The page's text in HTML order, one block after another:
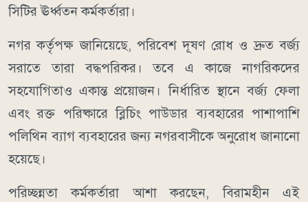
সিটির ঊর্ধ্বতন কর্মকর্তারা।
নগর কর্তৃপক্ষ জানিয়েছে, পরিবেশ দূষণ রোধ ও দ্রুত বর্জ্য
সরাতে তারা বদ্ধপরিকর। তবে এ কাজে নাগরিকদের
সহযোগিতাও একান্ত প্রয়োজন। নির্ধারিত স্থানে বর্জ্য ফেলা
এবং রক্ত পরিষ্কারে ব্লিচিং পাউডার ব্যবহারের পাশাপাশি
পলিথিন ব্যাগ ব্যবহারের জন্য নগরবাসীকে অনুরোধ জানানো
হয়েছে।
পরিচ্ছন্নতা কর্মকর্তারা আশা করছেন, বিরামহীন এই